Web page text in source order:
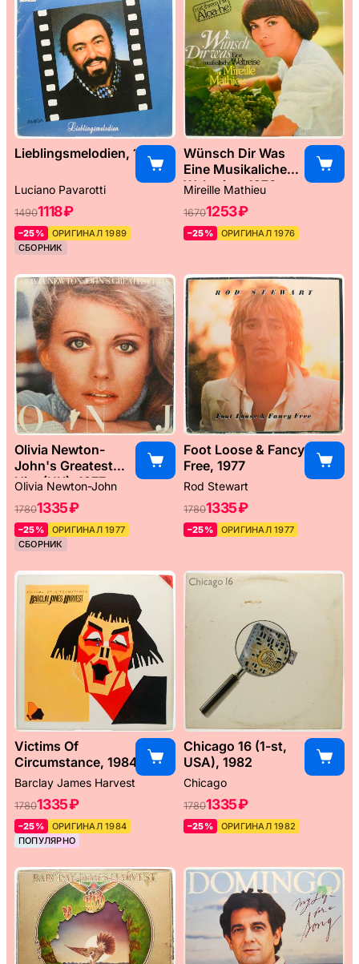
Lieblingsmelodien, 1989
Luciano Pavarotti
14901118 ₽
–25%
ОРИГИНАЛ 1989
СБОРНИК
Wünsch Dir Was
Eine Musikaliche
Weltreise, 1976
Mireille Mathieu
16701253 ₽
–25% ОРИГИНАЛ 1976
Olivia Newton-
John's Greatest
Hits (UK), 1977
Olivia Newton-John
17801335 ₽
–25%
ОРИГИНАЛ 1977
СБОРНИК
Foot Loose & Fancy
Free, 1977
Rod Stewart
17801335 ₽
–25% ОРИГИНАЛ 1977
Victims Of
Circumstance, 1984
Barclay James Harvest
17801335 ₽
–25%
ОРИГИНАЛ 1984
ПОПУЛЯРНО
Chicago 16 (1-st,
USA), 1982
Chicago
17801335 ₽
–25% ОРИГИНАЛ 1982